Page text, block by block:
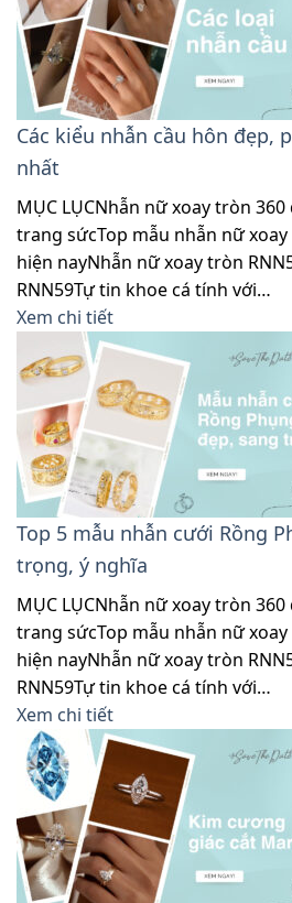
Các kiểu nhẫn cầu hôn đẹp,
nhất
MỤC LỤCNhẫn nữ xoay tròn
trang sứcTop mẫu nhẫn nữ
hiện nayNhẫn nữ xoay tròn
RNN59Tự tin khoe cá tính với…
Xem chi tiết
Top 5 mẫu nhẫn cưới Rồng
trọng, ý nghĩa
MỤC LỤCNhẫn nữ xoay tròn
trang sứcTop mẫu nhẫn nữ
hiện nayNhẫn nữ xoay tròn
RNN59Tự tin khoe cá tính với…
Xem chi tiết